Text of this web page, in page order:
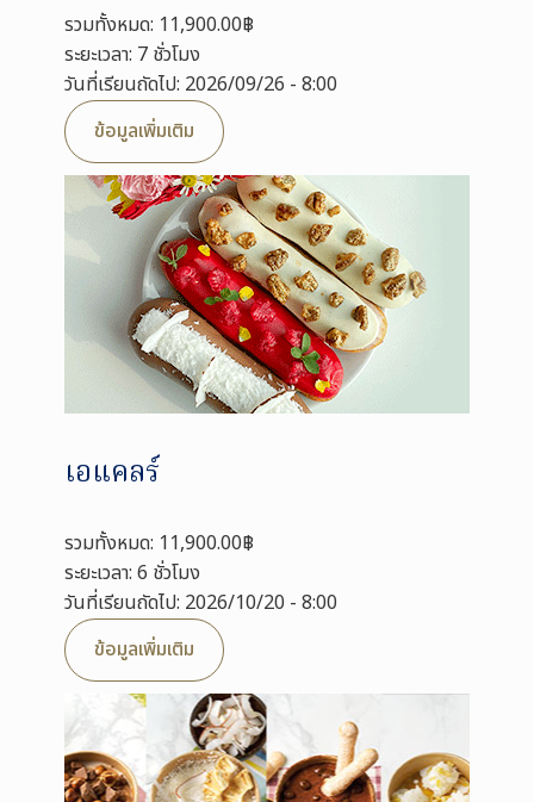
รวมทั้งหมด: 11,900.00฿
ระยะเวลา: 7 ชั่วโมง
วันที่เรียนถัดไป: 2026/09/26 - 8:00
ข้อมูลเพิ่มเติม
เอแคลร์
รวมทั้งหมด: 11,900.00฿
ระยะเวลา: 6 ชั่วโมง
วันที่เรียนถัดไป: 2026/10/20 - 8:00
ข้อมูลเพิ่มเติม